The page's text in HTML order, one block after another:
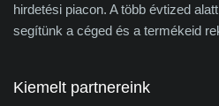
hirdetési piacon. A több évtized
segítünk a céged és a termékeid
Kiemelt partnereink